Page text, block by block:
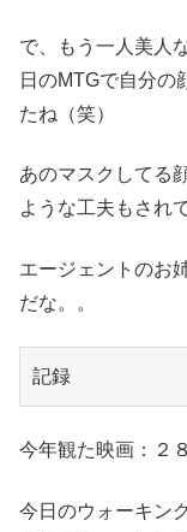
で、もう一人美人
日のMTGで自分の
たね（笑）
あのマスクしてる
ような工夫もされ
エージェントのお
だな。。
記録
今年観た映画：２
今日のウォーキン